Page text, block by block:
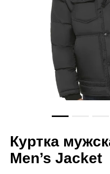
Куртка
Men’s Jacket